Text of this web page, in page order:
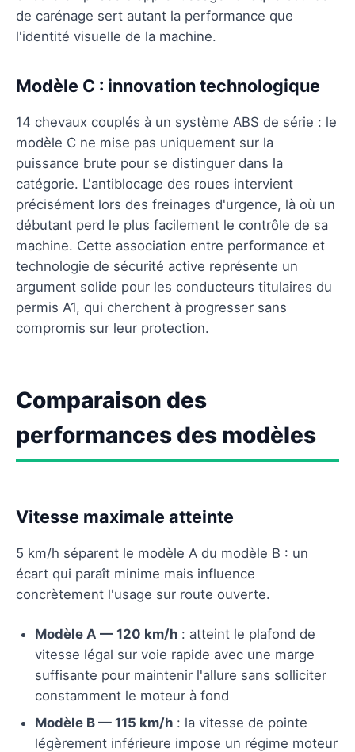
de carénage sert autant la performance que
l'identité visuelle de la machine.
Modèle C : innovation technologique
14 chevaux couplés à un système ABS de série : le
modèle C ne mise pas uniquement sur la
puissance brute pour se distinguer dans la
catégorie. L'antiblocage des roues intervient
précisément lors des freinages d'urgence, là où un
débutant perd le plus facilement le contrôle de sa
machine. Cette association entre performance et
technologie de sécurité active représente un
argument solide pour les conducteurs titulaires du
permis A1, qui cherchent à progresser sans
compromis sur leur protection.
Comparaison des
performances des modèles
Vitesse maximale atteinte
5 km/h séparent le modèle A du modèle B : un
écart qui paraît minime mais influence
concrètement l'usage sur route ouverte.
Modèle A — 120 km/h : atteint le plafond de
vitesse légal sur voie rapide avec une marge
suffisante pour maintenir l'allure sans solliciter
constamment le moteur à fond
Modèle B — 115 km/h : la vitesse de pointe
légèrement inférieure impose un régime moteur